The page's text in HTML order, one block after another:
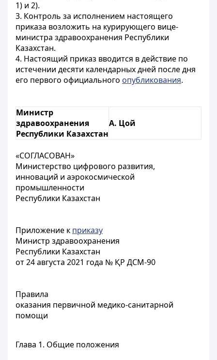
1) и 2).
3. Контроль за исполнением настоящего
приказа возложить на курирующего вице-
министра здравоохранения Республики
Казахстан.
4. Настоящий приказ вводится в действие по
истечении десяти календарных дней после дня
его первого официального опубликования.
Министр
здравоохранения
Республики Казахстан
А. Цой
«СОГЛАСОВАН»
Министерство цифрового развития,
инноваций и аэрокосмической
промышленности
Республики Казахстан
Приложение к приказу
Министр здравоохранения
Республики Казахстан
от 24 августа 2021 года № ҚР ДСМ-90
Правила
оказания первичной медико-санитарной
помощи
Глава 1. Общие положения